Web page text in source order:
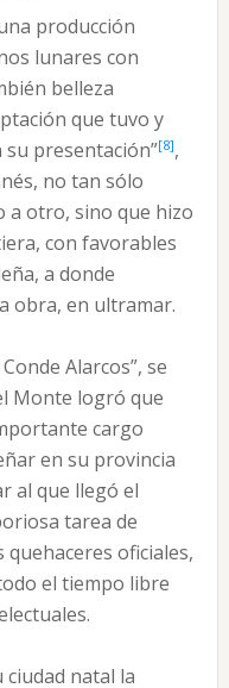
producción
lunares con
belleza
que tuvo y
presentación”[8],
no tan sólo
a otro, sino que hizo
con favorables
a donde
obra, en ultramar.
Alarcos”, se
Monte logró que
cargo
en su provincia
al que llegó el
tarea de
oficiales,
el tiempo libre
natal la